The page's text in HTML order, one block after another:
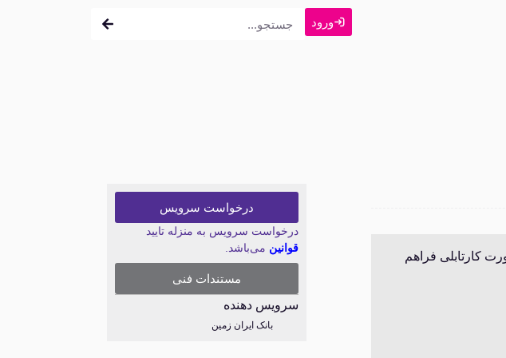
ورود
کارتابلی فراهم
درخواست سرویس
درخواست سرویس به منزله تایید
قوانین می‌باشد.
مستندات فنی
سرویس دهنده
بانک ایران زمین